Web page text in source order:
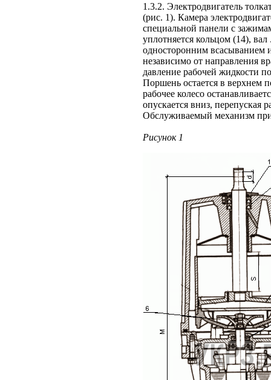
1.3.2. Электродвигатель
(рис. 1). Камера
специальной панели с
уплотняется кольцом (14),
односторонним всасыванием
независимо от направления
давление рабочей жидкости
Поршень остается в верхнем
рабочее колесо
опускается вниз,
Обслуживаемый механизм
Рисунок 1